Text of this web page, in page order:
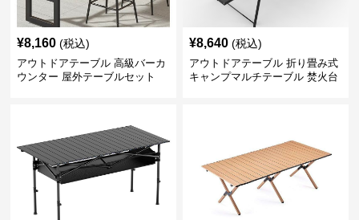
¥8,160 (税込)
アウトドアテーブル 高級バーカ
ウンター 屋外テーブルセット
¥8,640 (税込)
アウトドアテーブル 折り畳み式
キャンプマルチテーブル 焚火台